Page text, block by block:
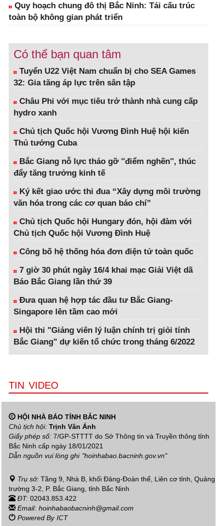
Quy hoạch chung đô thị Bắc Ninh: Tái cấu trúc
toàn bộ không gian phát triển
Có thể bạn quan tâm
Tuyển U22 Việt Nam chuẩn bị cho SEA Games
32: Gia tăng áp lực trên sân tập
Châu Phi với mục tiêu trở thành nhà cung cấp
hydro xanh
Chủ tịch Quốc hội Vương Đình Huệ hội kiến
Thủ tướng Cuba
Bắc Giang nỗ lực tháo gỡ ''điểm nghẽn'', thúc
đẩy tăng trưởng kinh tế
Ký kết giao ước thi đua “Xây dựng môi trường
văn hóa trong các cơ quan báo chí”
Chủ tịch Quốc hội Hungary đón, hội đàm với
Chủ tịch Quốc hội Vương Đình Huệ
Công bố hệ thống hóa đơn điện tử toàn quốc
7 giờ 30 phút ngày 16/4 khai mạc Giải Việt dã
Báo Bắc Giang lần thứ 39
Đưa quan hệ hợp tác đầu tư Bắc Giang-
Singapore lên tầm cao mới
Hội thi "Giảng viên lý luận chính trị giỏi tỉnh
Bắc Giang" dự kiến tổ chức trong tháng 6/2022
TIN VIDEO
HỘI NHÀ BÁO TỈNH BẮC NINH
Chủ tịch hội: Trịnh Văn Ánh
Giấy phép số: 7/GP-STTTT do Sở Thông tin và Truyền thông tỉnh
Bắc Ninh cấp ngày 18/01/2021
Dẫn nguồn vui lòng ghi "hoinhabao.bacninh.gov.vn"
Trụ sở: Tầng 9, Nhà B, khối Đảng-Đoàn thể, Liên cơ tỉnh, Quảng
trường 3-2, P. Bắc Giang, tỉnh Bắc Ninh
ĐT: 02043.853.422
Email: hoinhabaobacninh@gmail.com
Powered By ICT